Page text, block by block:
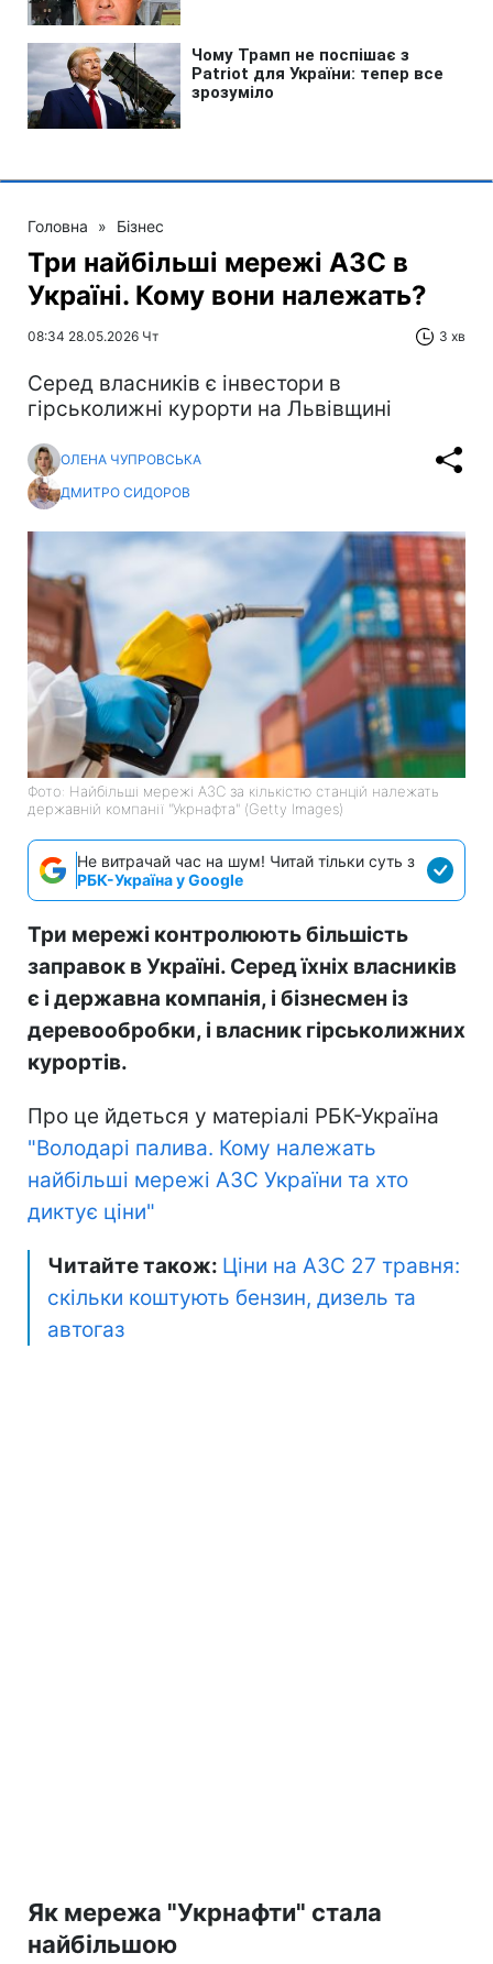
Головна » Бізнес
Три найбільші мережі АЗС в
Україні. Кому вони належать?
08:34 28.05.2026 Чт 3 хв
Серед власників є інвестори в
гірськолижні курорти на Львівщині
ОЛЕНА ЧУПРОВСЬКА
ДМИТРО СИДОРОВ
Фото: Найбільші мережі АЗС за кількістю станцій належать
державній компанії "Укрнафта" (Getty Images)
Не витрачай час на шум! Читай тільки суть з
РБК-Україна у Google
Три мережі контролюють більшість
заправок в Україні. Серед їхніх власників
є і державна компанія, і бізнесмен із
деревообробки, і власник гірськолижних
курортів.
Про це йдеться у матеріалі РБК-Україна
"Володарі палива. Кому належать
найбільші мережі АЗС України та хто
диктує ціни"
Читайте також: Ціни на АЗС 27 травня:
скільки коштують бензин, дизель та
автогаз
Як мережа "Укрнафти" стала
найбільшою